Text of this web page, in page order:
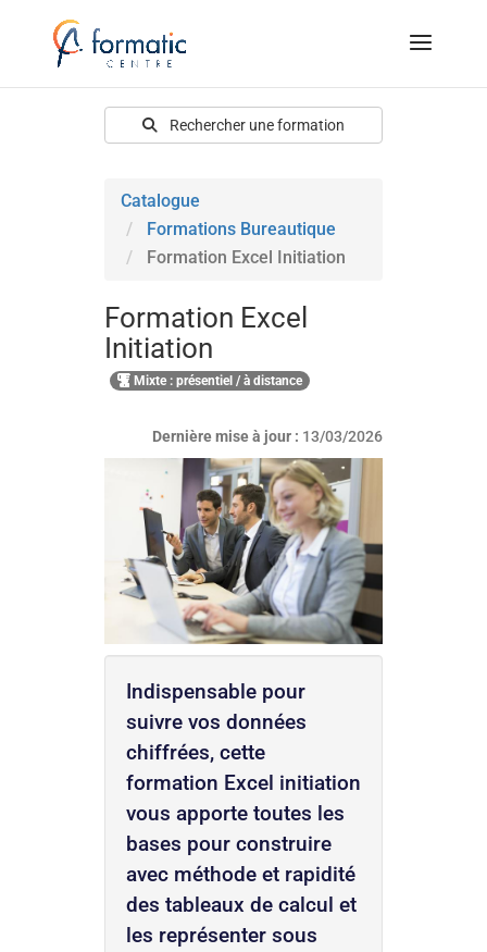
Rechercher une formation
Catalogue
Formations Bureautique
Formation Excel Initiation
Formation Excel
Initiation
Mixte : présentiel / à distance
Dernière mise à jour : 13/03/2026
Indispensable pour
suivre vos données
chiffrées, cette
formation Excel initiation
vous apporte toutes les
bases pour construire
avec méthode et rapidité
des tableaux de calcul et
les représenter sous